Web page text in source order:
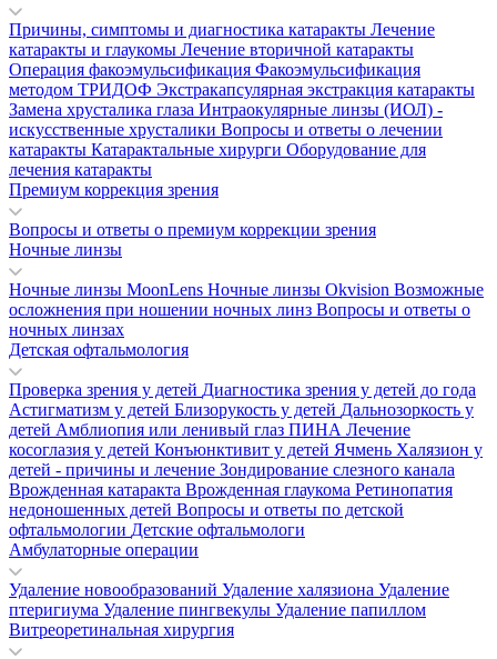
Причины, симптомы и диагностика катаракты Лечение
катаракты и глаукомы Лечение вторичной катаракты
Операция факоэмульсификация Факоэмульсификация
методом ТРИДОФ Экстракапсулярная экстракция катаракты
Замена хрусталика глаза Интраокулярные линзы (ИОЛ) -
искусственные хрусталики Вопросы и ответы о лечении
катаракты Катарактальные хирурги Оборудование для
лечения катаракты
Премиум коррекция зрения
Вопросы и ответы о премиум коррекции зрения
Ночные линзы
Ночные линзы MoonLens Ночные линзы Okvision Возможные
осложнения при ношении ночных линз Вопросы и ответы о
ночных линзах
Детская офтальмология
Проверка зрения у детей Диагностика зрения у детей до года
Астигматизм у детей Близорукость у детей Дальнозоркость у
детей Амблиопия или ленивый глаз ПИНА Лечение
косоглазия у детей Конъюнктивит у детей Ячмень Халязион у
детей - причины и лечение Зондирование слезного канала
Врожденная катаракта Врожденная глаукома Ретинопатия
недоношенных детей Вопросы и ответы по детской
офтальмологии Детские офтальмологи
Амбулаторные операции
Удаление новообразований Удаление халязиона Удаление
птеригиума Удаление пингвекулы Удаление папиллом
Витреоретинальная хирургия